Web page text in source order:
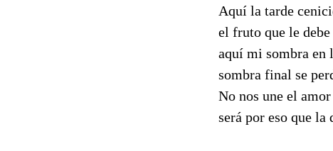
Aquí la tarde
el fruto que le debe
aquí mi sombra en
sombra final se
No nos une el
será por eso que la